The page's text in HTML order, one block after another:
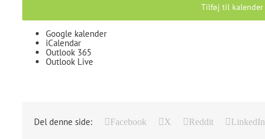
Tilføj til kalender
Google kalender
iCalendar
Outlook 365
Outlook Live
Del denne side: Facebook X Reddit LinkedIn